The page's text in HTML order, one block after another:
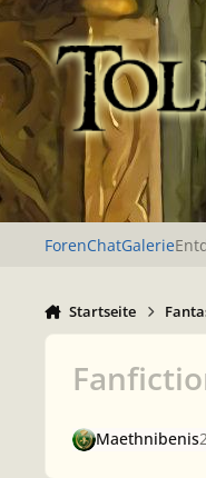
Zu Inhalt springen
ForenChatGalerie
Startseite
Maethnibenis